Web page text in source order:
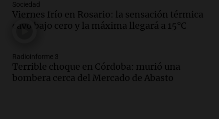
Sociedad
Viernes frío en Rosario: la sensación térmica
cayó bajo cero y la máxima llegará a 15°C
Radioinforme 3
Terrible choque en Córdoba: murió una
bombera cerca del Mercado de Abasto